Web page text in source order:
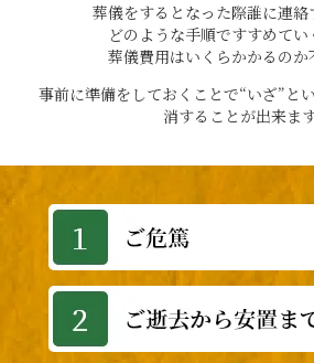
葬儀をするとなった際誰に連絡
どのような手順ですすめてい
葬儀費用はいくらかかるのか
事前に準備をしておくことで“いざ”と
消することが出来ます